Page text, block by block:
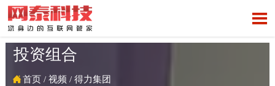

投资组合
首页/ 视频 / 得力集团